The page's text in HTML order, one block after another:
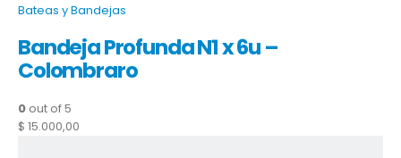
Bateas y Bandejas
Bandeja Profunda N1 x 6u –
Colombraro
0 out of 5
$ 15.000,00